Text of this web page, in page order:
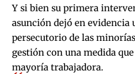
Y si bien su primera
asunción dejó en
persecutorio de las
gestión con una medida
mayoría trabajadora.